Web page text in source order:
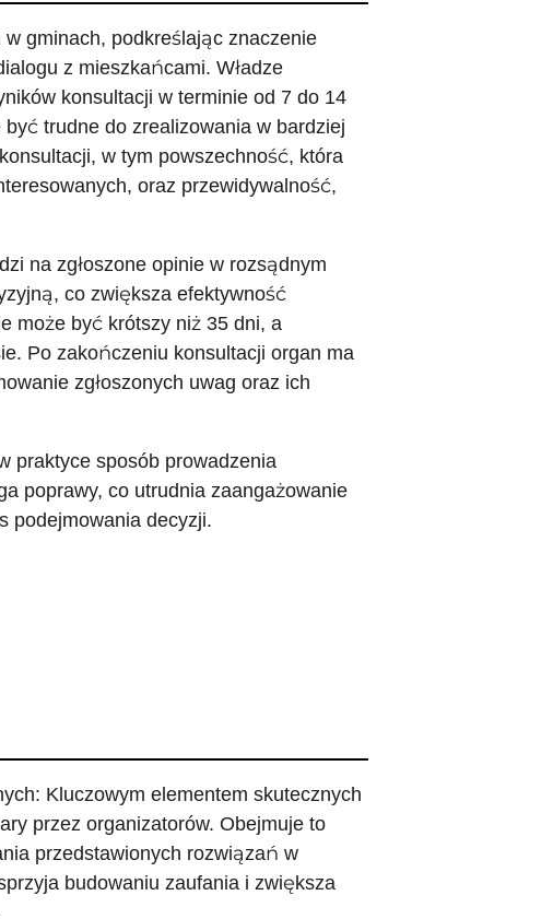
gminach, podkreślając znaczenie
z mieszkańcami. Władze
konsultacji w terminie od 7 do 14
trudne do zrealizowania w bardziej
w tym powszechność, która
oraz przewidywalność,
na zgłoszone opinie w rozsądnym
co zwiększa efektywność
może być krótszy niż 35 dni, a
Po zakończeniu konsultacji organ ma
zgłoszonych uwag oraz ich
praktyce sposób prowadzenia
poprawy, co utrudnia zaangażowanie
podejmowania decyzji.
Kluczowym elementem skutecznych
przez organizatorów. Obejmuje to
przedstawionych rozwiązań w
budowaniu zaufania i zwiększa